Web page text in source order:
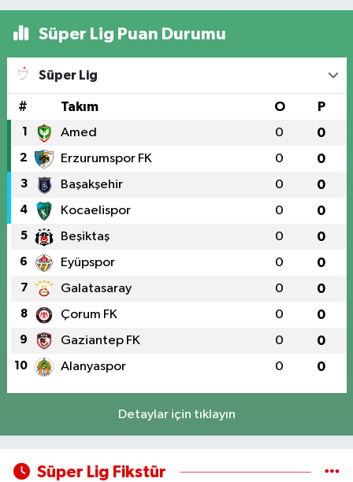
Süper Lig Puan Durumu
Süper Lig
# Takım O P
1 Amed 0 0
2 Erzurumspor FK 0 0
3 Başakşehir 0 0
4 Kocaelispor 0 0
5 Beşiktaş 0 0
6 Eyüpspor 0 0
7 Galatasaray 0 0
8 Çorum FK 0 0
9 Gaziantep FK 0 0
10 Alanyaspor 0 0
Detaylar için tıklayın
Süper Lig Fikstür